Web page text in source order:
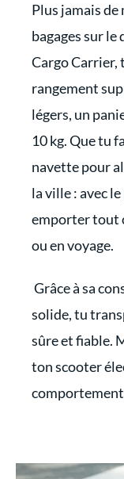
Plus jamais de
bagages sur le
Cargo Carrier,
rangement
légers, un
10 kg. Que tu
navette pour
la ville : avec
emporter tout
ou en voyage.
Grâce à sa
solide, tu
sûre et fiable.
ton scooter